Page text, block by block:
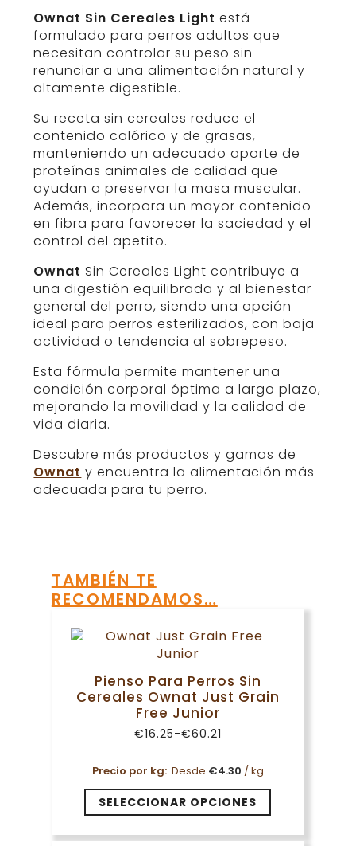
Ownat Sin Cereales Light está
formulado para perros adultos que
necesitan controlar su peso sin
renunciar a una alimentación natural y
altamente digestible.
Su receta sin cereales reduce el
contenido calórico y de grasas,
manteniendo un adecuado aporte de
proteínas animales de calidad que
ayudan a preservar la masa muscular.
Además, incorpora un mayor contenido
en fibra para favorecer la saciedad y el
control del apetito.
Ownat Sin Cereales Light contribuye a
una digestión equilibrada y al bienestar
general del perro, siendo una opción
ideal para perros esterilizados, con baja
actividad o tendencia al sobrepeso.
Esta fórmula permite mantener una
condición corporal óptima a largo plazo,
mejorando la movilidad y la calidad de
vida diaria.
Descubre más productos y gamas de
Ownat y encuentra la alimentación más
adecuada para tu perro.
TAMBIÉN TE
RECOMENDAMOS…
Pienso Para Perros Sin
Cereales Ownat Just Grain
Free Junior
€16.25-€60.21
Rango
precios:
desde
€16.25
hasta
€60.21
Precio por kg: Desde €4.30 / kg
SELECCIONAR OPCIONES
Este
producto
tiene